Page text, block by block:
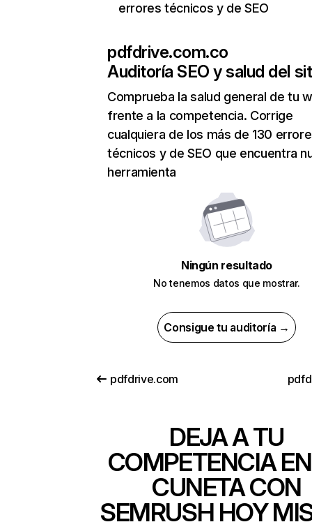
errores técnicos y de SEO
pdfdrive.com.co
Auditoría SEO y salud del
Comprueba la salud general de tu
frente a la competencia. Corrige
cualquiera de los más de 130
técnicos y de SEO que encuentra
herramienta
Ningún resultado
No tenemos datos que mostrar.
Consigue tu auditoría →
pdfdrive.com
DEJA A TU
COMPETENCIA
CUNETA CON
SEMRUSH HOY